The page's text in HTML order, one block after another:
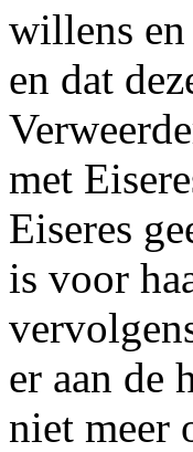
willens en
en dat
met
Eiseres
is voor
er aan de
niet meer